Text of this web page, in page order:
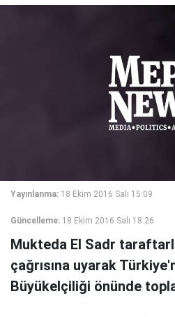
Yayınlanma: 18 Ekim 2016 Salı 15:09
Güncelleme: 18 Ekim 2016 Salı 18:26
Mukteda El Sadr
çağrısına uyarak
Büyükelçiliği önünde